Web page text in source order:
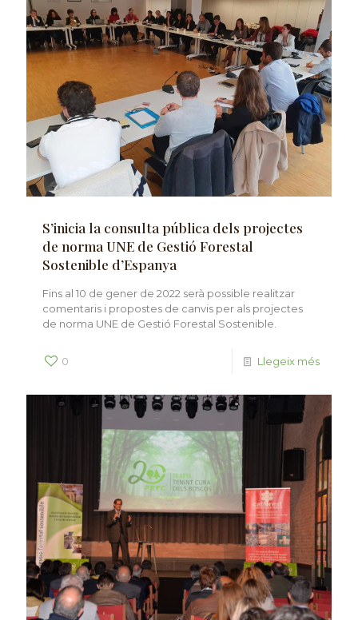
S’inicia la consulta pública dels projectes
de norma UNE de Gestió Forestal
Sostenible d’Espanya
Fins al 10 de gener de 2022 serà possible realitzar
comentaris i propostes de canvis per als projectes
de norma UNE de Gestió Forestal Sostenible.
0 Llegeix més